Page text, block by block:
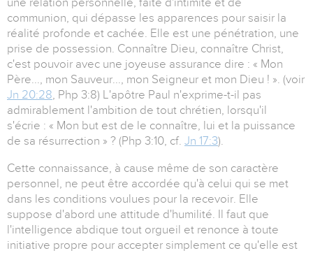
communion, qui dépasse les apparences pour saisir la
réalité profonde et cachée. Elle est une pénétration, une
prise de possession. Connaître Dieu, connaître Christ,
c'est pouvoir avec une joyeuse assurance dire : « Mon
Père..., mon Sauveur..., mon Seigneur et mon Dieu ! ». (voir
Jn 20:28, Php 3:8) L'apôtre Paul n'exprime-t-il pas
admirablement l'ambition de tout chrétien, lorsqu'il
s'écrie : « Mon but est de le connaître, lui et la puissance
de sa résurrection » ? (Php 3:10, cf. Jn 17:3).
Cette connaissance, à cause même de son caractère
personnel, ne peut être accordée qu'à celui qui se met
dans les conditions voulues pour la recevoir. Elle
suppose d'abord une attitude d'humilité. Il faut que
l'intelligence abdique tout orgueil et renonce à toute
initiative propre pour accepter simplement ce qu'elle est